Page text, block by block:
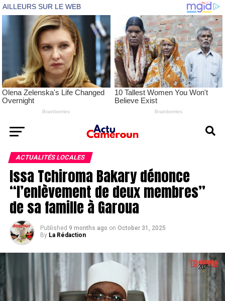
ACTUALITÉS LOCALES
Issa Tchiroma Bakary dénonce
“l’enlèvement de deux membres”
de sa famille à Garoua
Published 9 months ago on October 31, 2025
By La Rédaction